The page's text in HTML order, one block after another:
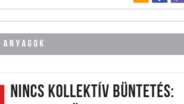
ANYAGOK
Nincs kollektív büntetés: